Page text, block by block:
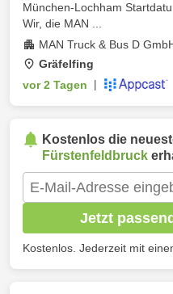
München-Lochham
Wir, die MAN ...
MAN Truck & Bus D
Gräfelfing
vor 2 Tagen
Kostenlos die
Fürstenfeldbruck
Jetzt
Kostenlos. Jederzeit mit